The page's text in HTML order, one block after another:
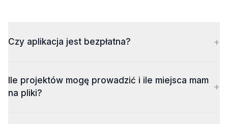
Czy aplikacja jest bezpłatna? +
Ile projektów mogę prowadzić i ile miejsca mam
na pliki?
+